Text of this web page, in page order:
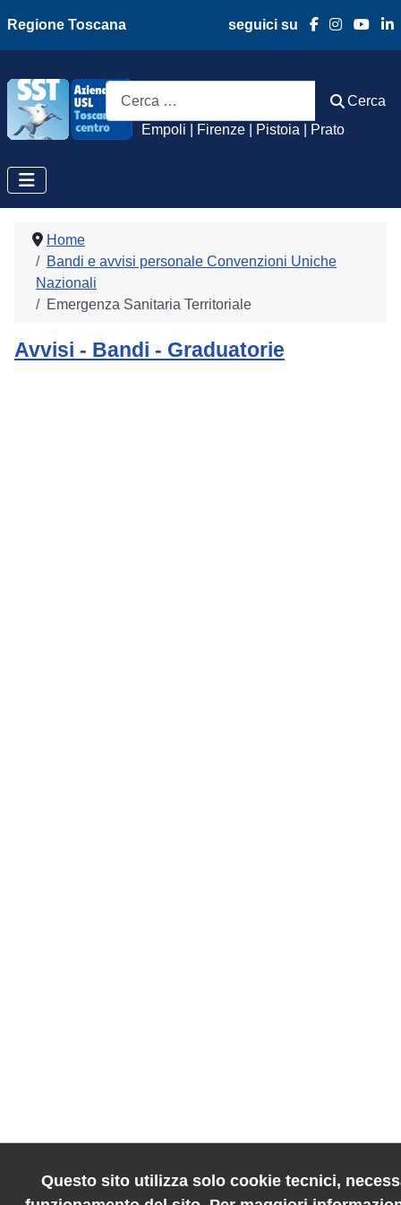
Regione Toscana seguici su
Azienda Usl
Empoli | Firenze | Pistoia | Prato
Cerca
Cerca
Home
Bandi e avvisi personale Convenzioni Uniche
Nazionali
Emergenza Sanitaria Territoriale
Avvisi - Bandi - Graduatorie
Questo sito utilizza solo cookie tecnici,